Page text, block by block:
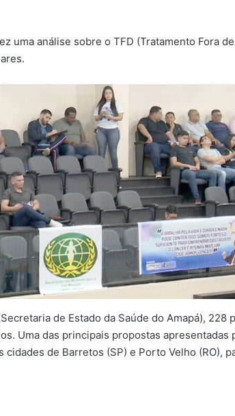
uma análise sobre o TFD (Tratamento Fora
de Estado da Saúde do Amapá),
Uma das principais propostas apresentadas
cidades de Barretos (SP) e Porto Velho (RO),